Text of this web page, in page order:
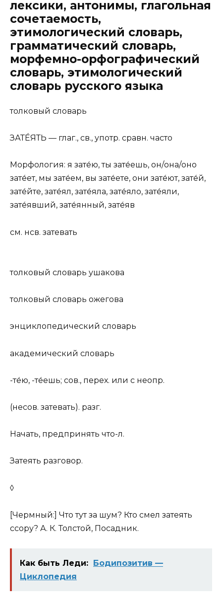
лексики, антонимы, глагольная
сочетаемость,
этимологический словарь,
грамматический словарь,
морфемно-орфографический
словарь, этимологический
словарь русского языка
толковый словарь
ЗАТЕ́ЯТЬ — глаг., св., употр. сравн. часто
Морфология: я зате́ю, ты зате́ешь, он/она/оно
зате́ет, мы зате́ем, вы зате́ете, они зате́ют, зате́й,
зате́йте, зате́ял, зате́яла, зате́яло, зате́яли,
зате́явший, зате́янный, зате́яв
см. нсв. затевать
толковый словарь ушакова
толковый словарь ожегова
энциклопедический словарь
академический словарь
-те́ю, -те́ешь; сов., перех. или с неопр.
(несов. затевать). разг.
Начать, предпринять что-л.
Затеять разговор.
◊
[Чермный:] Что тут за шум? Кто смел затеять
ссору? А. К. Толстой, Посадник.
Как быть Леди: Бодипозитив —
Циклопедия